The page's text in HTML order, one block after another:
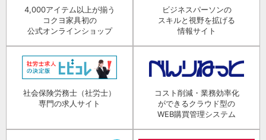
4,000アイテム以上が揃う
コクヨ家具初の
公式オンラインショップ
ビジネスパーソンの
スキルと視野を拡げる
情報サイト
社会保険労務士（社労士）
専門の求人サイト
コスト削減・業務効率化
ができるクラウド型の
WEB購買管理システム